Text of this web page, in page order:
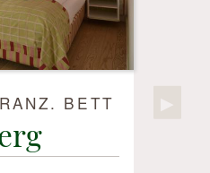
BETT Next
▶︎